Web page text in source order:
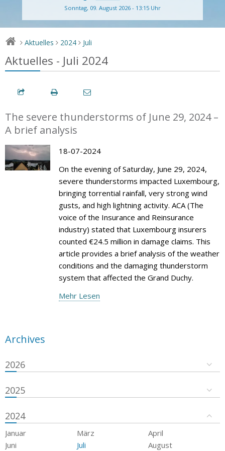
Sonntag, 09. August 2026 - 13:15 Uhr
> Aktuelles > 2024 > Juli
Aktuelles - Juli 2024
The severe thunderstorms of June 29, 2024 –
A brief analysis
18-07-2024
On the evening of Saturday, June 29, 2024,
severe thunderstorms impacted Luxembourg,
bringing torrential rainfall, very strong wind
gusts, and high lightning activity. ACA (The
voice of the Insurance and Reinsurance
industry) stated that Luxembourg insurers
counted €24.5 million in damage claims. This
article provides a brief analysis of the weather
conditions and the damaging thunderstorm
system that affected the Grand Duchy.
Mehr Lesen
Archives
2026
2025
2024
Januar März
April
Juni
Juli
August